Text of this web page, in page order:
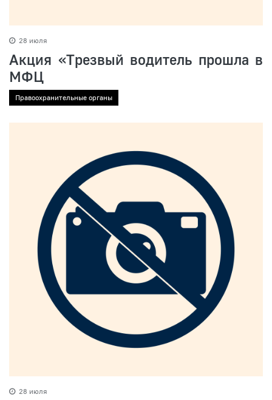
28 июля
Акция «Трезвый водитель прошла в
МФЦ
Правоохранительные органы
28 июля